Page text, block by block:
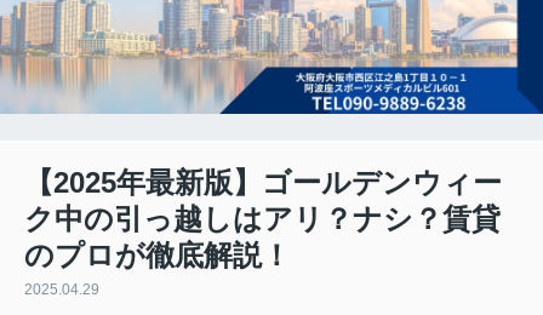
【2025年最新版】ゴールデンウィー
ク中の引っ越しはアリ？ナシ？賃貸
のプロが徹底解説！
2025.04.29